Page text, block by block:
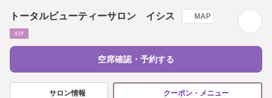
トータルビューティーサロン イシス MAP
ｴｽﾃ
空席確認・予約する
サロン情報 クーポン・メニュー